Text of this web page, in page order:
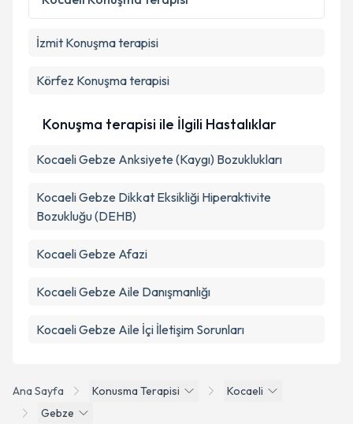
Ana Sayfa Konusma Terapisi
Kocaeli
Gebze
İzmit Konuşma terapisi
Körfez Konuşma terapisi
Konuşma terapisi ile İlgili Hastalıklar
Kocaeli Gebze Anksiyete (Kaygı) Bozuklukları
Kocaeli Gebze Dikkat Eksikliği Hiperaktivite
Bozukluğu (DEHB)
Kocaeli Gebze Afazi
Kocaeli Gebze Aile Danışmanlığı
Kocaeli Gebze Aile İçi İletişim Sorunları